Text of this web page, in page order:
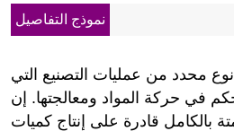
نموذج التفاصيل
محدد من عمليات التصنيع التي
في حركة المواد ومعالجتها. إن
بالكامل قادرة على إنتاج كميات